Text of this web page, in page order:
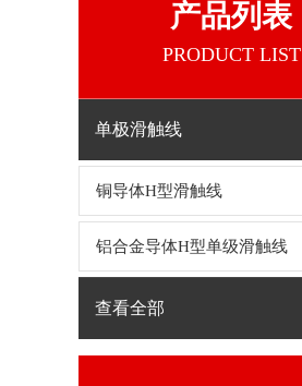
产品列表
PRODUCT LIST
单极滑触线
铜导体H型滑触线
铝合金导体H型单级滑触线
查看全部